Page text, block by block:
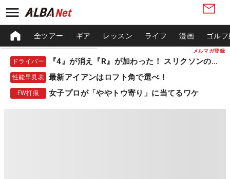
メルマガ登録
全ツアー ギア レッスン ライフ 漫画 ゴル
ドライバー 『4』が消え『R』が加わった！ スリクソンの新作
性能早見表 最新アイアンはロフト角で選べ！
FW打痕 女子プロが「ややトウ寄り」に当てるワケ